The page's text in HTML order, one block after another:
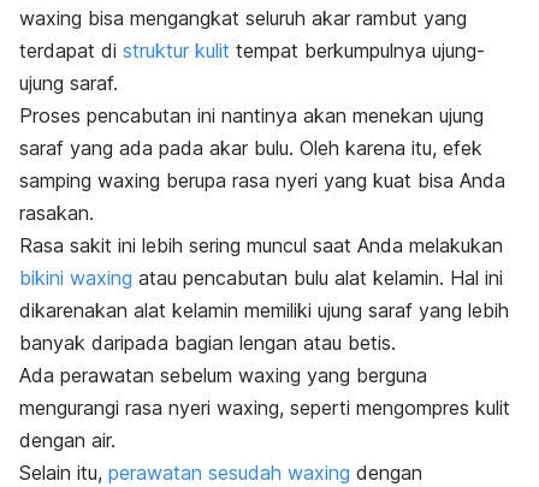
waxing bisa mengangkat seluruh akar rambut yang
terdapat di struktur kulit tempat berkumpulnya ujung-
ujung saraf.
Proses pencabutan ini nantinya akan menekan ujung
saraf yang ada pada akar bulu. Oleh karena itu, efek
samping waxing berupa rasa nyeri yang kuat bisa Anda
rasakan.
Rasa sakit ini lebih sering muncul saat Anda melakukan
bikini waxing atau pencabutan bulu alat kelamin. Hal ini
dikarenakan alat kelamin memiliki ujung saraf yang lebih
banyak daripada bagian lengan atau betis.
Ada perawatan sebelum waxing yang berguna
mengurangi rasa nyeri waxing, seperti mengompres kulit
dengan air.
Selain itu, perawatan sesudah waxing dengan